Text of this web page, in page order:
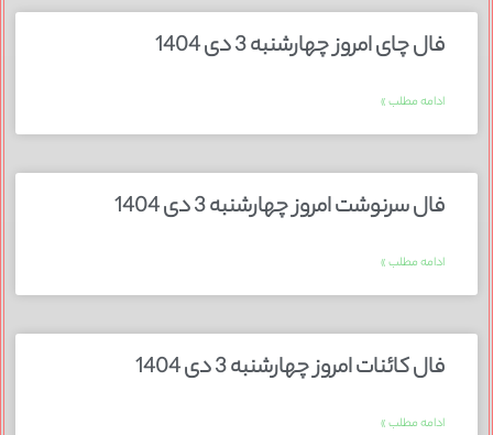
فال چای امروز چهارشنبه 3 دی 1404
ادامه مطلب »
فال سرنوشت امروز چهارشنبه 3 دی 1404
ادامه مطلب »
فال کائنات امروز چهارشنبه 3 دی 1404
ادامه مطلب »